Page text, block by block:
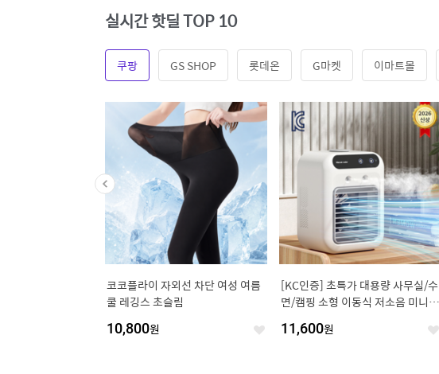
실시간 핫딜 TOP 10
쿠팡 GS SHOP 롯데온 G마켓 이마트몰
한양식품 오징어 숏다리, 20g, 10개
14,550원 좋
페양구 야끼소바 초 곱빼기 237g, 1
2개
26,750원 좋